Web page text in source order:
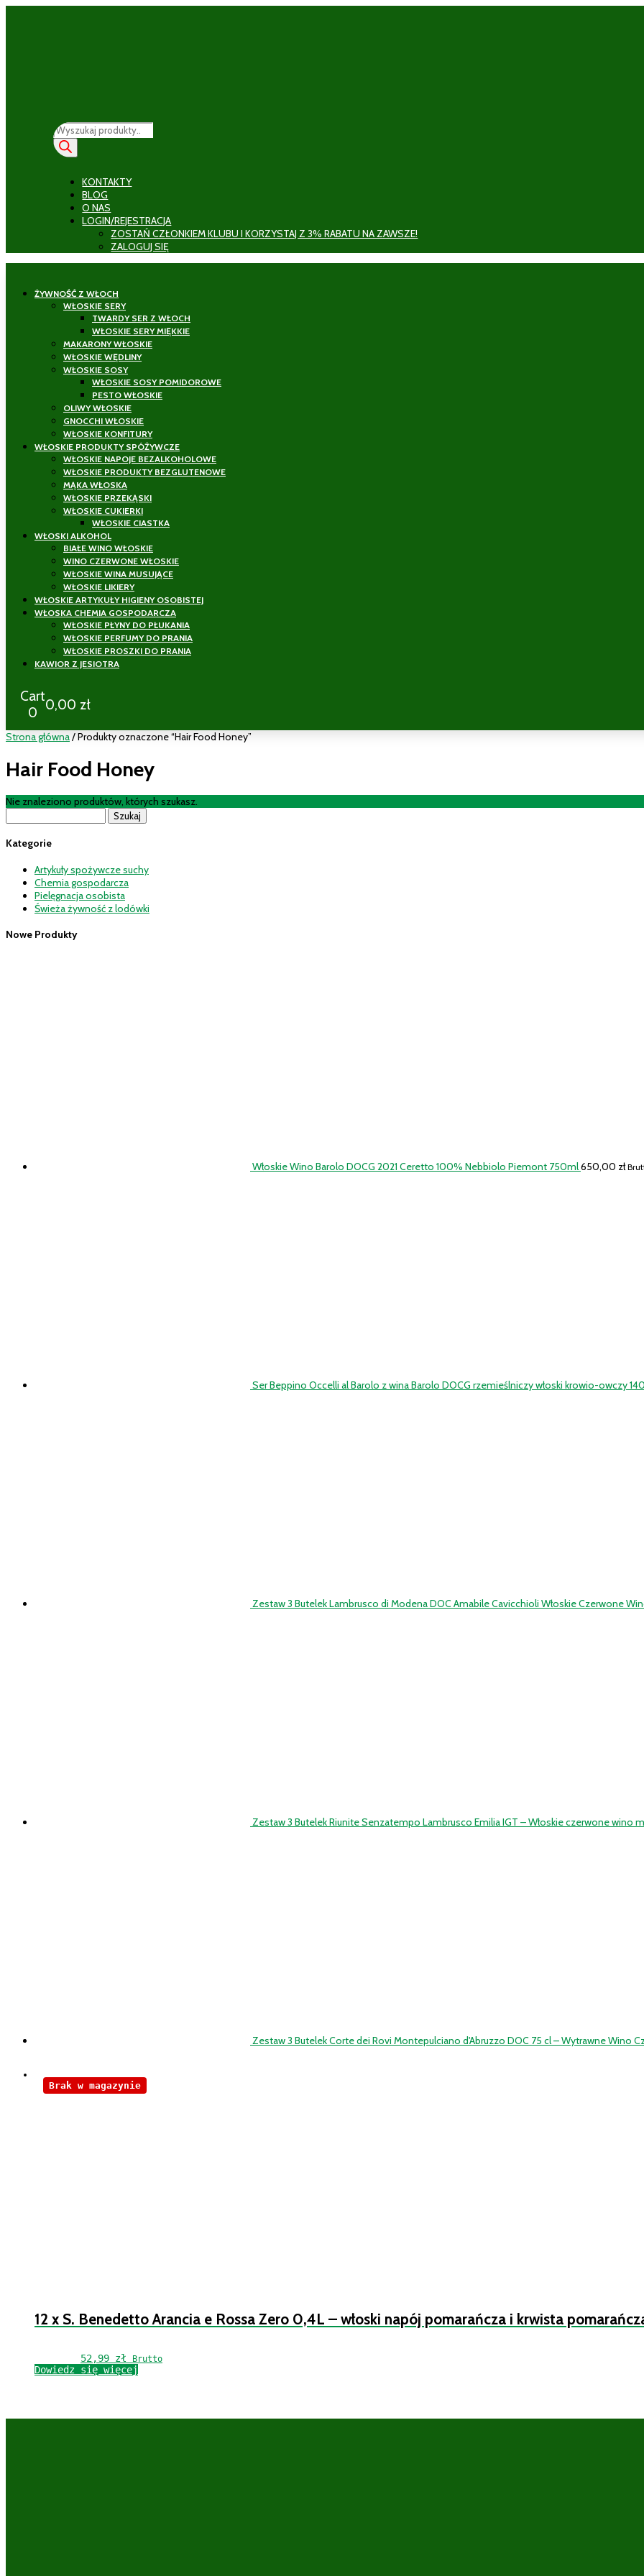
Wyszukiwarka
produktów
KONTAKTY
BLOG
O NAS
LOGIN/REJESTRACJA
ZOSTAŃ CZŁONKIEM KLUBU I KORZYSTAJ Z 3% RABATU NA ZAWSZE!
ZALOGUJ SIĘ
ŻYWNOŚĆ Z WŁOCH
WŁOSKIE SERY
TWARDY SER Z WŁOCH
WŁOSKIE SERY MIĘKKIE
MAKARONY WŁOSKIE
WŁOSKIE WĘDLINY
WŁOSKIE SOSY
WŁOSKIE SOSY POMIDOROWE
PESTO WŁOSKIE
OLIWY WŁOSKIE
GNOCCHI WŁOSKIE
WŁOSKIE KONFITURY
WŁOSKIE PRODUKTY SPÓŻYWCZE
WŁOSKIE NAPOJE BEZALKOHOLOWE
WŁOSKIE PRODUKTY BEZGLUTENOWE
MĄKA WŁOSKA
WŁOSKIE PRZEKĄSKI
WŁOSKIE CUKIERKI
WŁOSKIE CIASTKA
WŁOSKI ALKOHOL
BIAŁE WINO WŁOSKIE
WINO CZERWONE WŁOSKIE
WŁOSKIE WINA MUSUJĄCE
WŁOSKIE LIKIERY
WŁOSKIE ARTYKUŁY HIGIENY OSOBISTEJ
WŁOSKA CHEMIA GOSPODARCZA
WŁOSKIE PŁYNY DO PŁUKANIA
WŁOSKIE PERFUMY DO PRANIA
WŁOSKIE PROSZKI DO PRANIA
KAWIOR Z JESIOTRA
Cart
0 0,00 zł
Strona główna/ Produkty oznaczone “Hair Food Honey”
Hair Food Honey
Nie znaleziono produktów, których szukasz.
Kategorie
Artykuły spożywcze suchy
Chemia gospodarcza
Pielęgnacja osobista
Świeża żywność z lodówki
Nowe Produkty
Włoskie Wino Barolo DOCG 2021 Ceretto 100% Nebbiolo Piemont 750ml650,00 zł
Ser Beppino Occelli al Barolo z wina Barolo DOCG rzemieślniczy włoski krowio-owczy
Zestaw 3 Butelek Lambrusco di Modena DOC Amabile Cavicchioli Włoskie Czerwone
Zestaw 3 Butelek Riunite Senzatempo Lambrusco Emilia IGT – Włoskie czerwone wino
Zestaw 3 Butelek Corte dei Rovi Montepulciano d'Abruzzo DOC 75 cl – Wytrawne Wino
12 x S. Benedetto Arancia e Rossa Zero 0,4L – włoski napój pomarańcza i krwista
52,99 zł Brutto
Dowiedz się więcej
Brak w magazynie